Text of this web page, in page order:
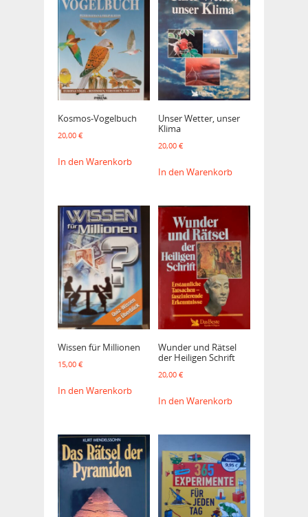
Kosmos-Vogelbuch
20,00 €
In den Warenkorb
Unser Wetter, unser
Klima
20,00 €
In den Warenkorb
Wissen für Millionen
15,00 €
In den Warenkorb
Wunder und Rätsel
der Heiligen Schrift
20,00 €
In den Warenkorb